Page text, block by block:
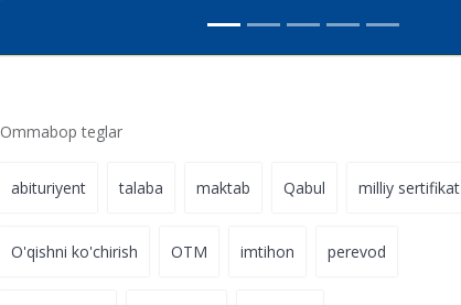
Ommabop teglar
abituriyent talaba maktab Qabul milliy sertifikat
O'qishni ko'chirish OTM imtihon perevod